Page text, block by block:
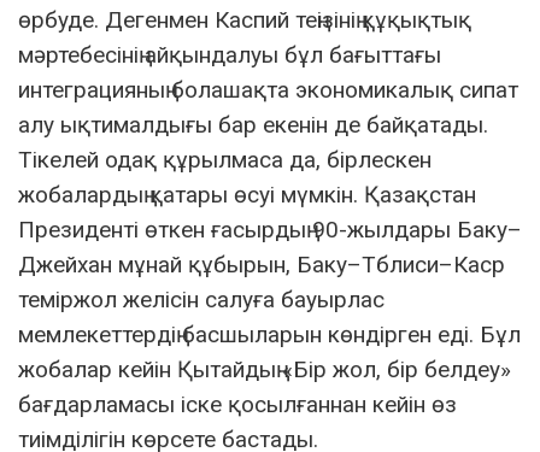
өрбуде. Дегенмен Каспий теңізінің құқықтық
мәртебесінің айқындалуы бұл бағыттағы
интеграцияның болашақта экономикалық сипат
алу ықтималдығы бар екенін де байқатады.
Тікелей одақ құрылмаса да, бірлескен
жобалардың қатары өсуі мүмкін. Қазақстан
Президенті өткен ғасырдың 90-жылдары Баку–
Джейхан мұнай құбырын, Баку–Тблиси–Каср
теміржол желісін салуға бауырлас
мемлекеттердің басшыларын көндірген еді. Бұл
жобалар кейін Қытайдың «Бір жол, бір белдеу»
бағдарламасы іске қосылғаннан кейін өз
тиімділігін көрсете бастады.